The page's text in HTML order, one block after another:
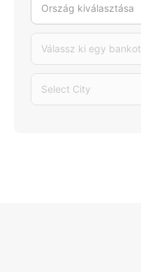
Ország kiválasztása
Válassz ki egy bankot
Select City